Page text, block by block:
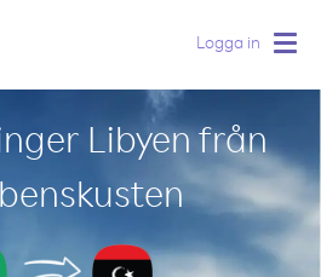
Logga in
Libyen från